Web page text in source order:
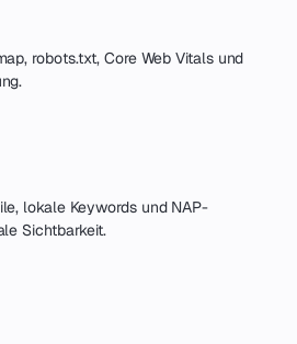
robots.txt, Core Web Vitals und
lokale Keywords und NAP-
Sichtbarkeit.